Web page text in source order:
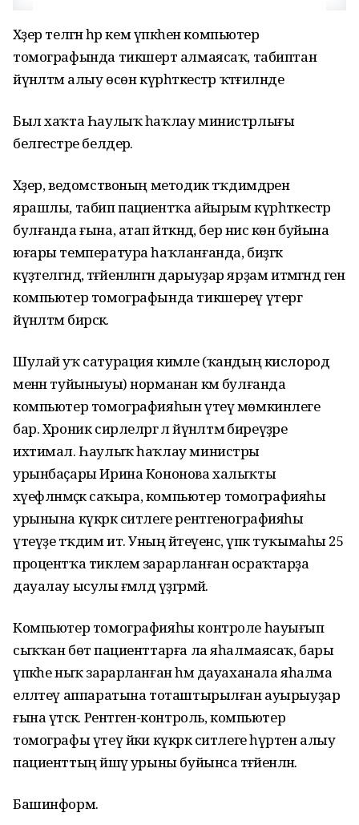
Хәҙер теләгән һәр кем үпкәһен компьютер
томографында тикшертә алмаясаҡ, табиптан
йүнәлтмә алыу өсөн күрһәткестәр ҡәтғиләнде
Был хаҡта Һаулыҡ һаҡлау министрлығы
белгестәре белдерә.
Хәҙер, ведомствоның методик тәҡдимдәренә
ярашлы, табип пациентҡа айырым күрһәткестәр
булғанда ғына, атап әйткәндә, бер нисә көн буйына
юғары температура һаҡланғанда, биҙгәк
күҙәтелгәндә, тәғәйенләнгән дарыуҙар ярҙам итмәгәндә генә
компьютер томографында тикшереү үтергә
йүнәлтмә бирәсәк.
Шулай уҡ сатурация кимәле (ҡандың кислород
менән туйыныуы) норманан кәм булғанда
компьютер томографияһын үтеү мөмкинлеге
бар. Хроник сирлеләргә лә йүнәлтмә биреүҙәре
ихтимал. Һаулыҡ һаҡлау министры
урынбаҫары Ирина Кононова халыҡты
хәүефләнмәҫкә саҡыра, компьютер томографияһы
урынына күкрәк ситлеге рентгенографияһы
үтеүҙе тәҡдим итә. Уның әйтеүенсә, үпкә туҡымаһы 25
процентҡа тиклем зарарланған осраҡтарҙа
дауалау ысулы ғәмәлдә үҙгәрмәй.
Компьютер томографияһы контроле һауығып
сыҡҡан бөтә пациенттарға ла яһалмаясаҡ, бары
үпкәһе ныҡ зарарланған һәм дауаханала яһалма
елләтеү аппаратына тоташтырылған ауырыуҙар
ғына үтәсәк. Рентген-контроль, компьютер
томографы үтеү йәки күкрәк ситлеге һүрәтен алыу
пациенттың йәшәү урыны буйынса тәғәйенләнә.
Башинформ.